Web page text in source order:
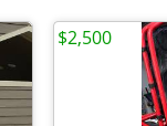
$2,500